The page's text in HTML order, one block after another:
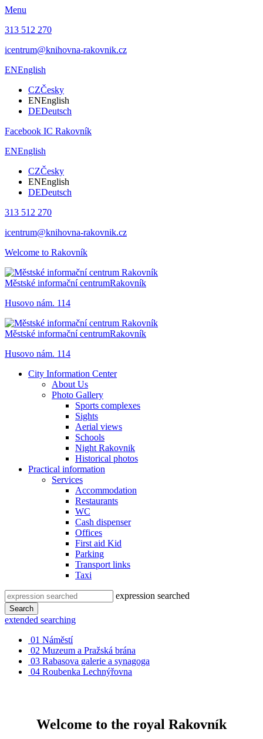
Menu
313 512 270
icentrum@knihovna-rakovnik.cz
ENEnglish
CZČesky
ENEnglish
DEDeutsch
Facebook IC Rakovník
ENEnglish
CZČesky
ENEnglish
DEDeutsch
313 512 270
icentrum@knihovna-rakovnik.cz
Welcome to Rakovník
Městské informační centrumRakovník
Husovo nám. 114
Městské informační centrumRakovník
Husovo nám. 114
City Information Center
About Us
Photo Gallery
Sports complexes
Sights
Aerial views
Schools
Night Rakovnik
Historical photos
Practical information
Services
Accommodation
Restaurants
WC
Cash dispenser
Offices
First aid Kid
Parking
Transport links
Taxi
expression searched
Search
extended searching
01 Náměstí
02 Muzeum a Pražská brána
03 Rabasova galerie a synagoga
04 Roubenka Lechnýřovna
Welcome to the royal Rakovník